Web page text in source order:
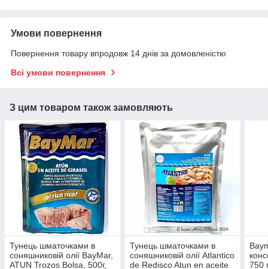
Умови повернення
Повернення товару впродовж 14 днів за домовленістю
Всі умови повернення
З цим товаром також замовляють
Тунець шматочками в
соняшниковій олії BayMar,
ATUN Trozos Bolsa, 500г,
Тунець шматочками в
соняшниковій олії Atlantico
de Redisco Atun en aceite
750